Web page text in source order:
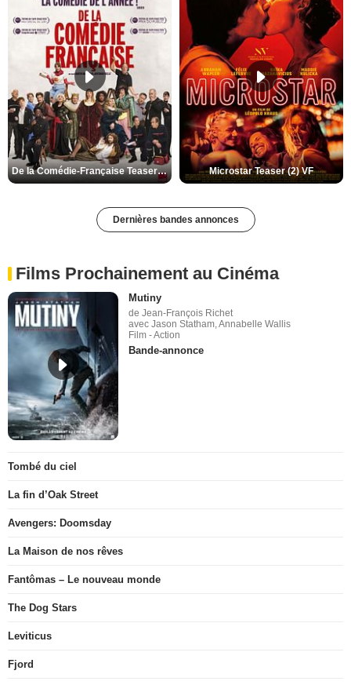
De la Comédie-Française Teaser (3) VF Microstar Teaser (2) VF
Dernières bandes annonces
Films Prochainement au Cinéma
Mutiny
de Jean-François Richet
avec Jason Statham, Annabelle Wallis
Film - Action
Bande-annonce
Tombé du ciel
La fin d’Oak Street
Avengers: Doomsday
La Maison de nos rêves
Fantômas – Le nouveau monde
The Dog Stars
Leviticus
Fjord